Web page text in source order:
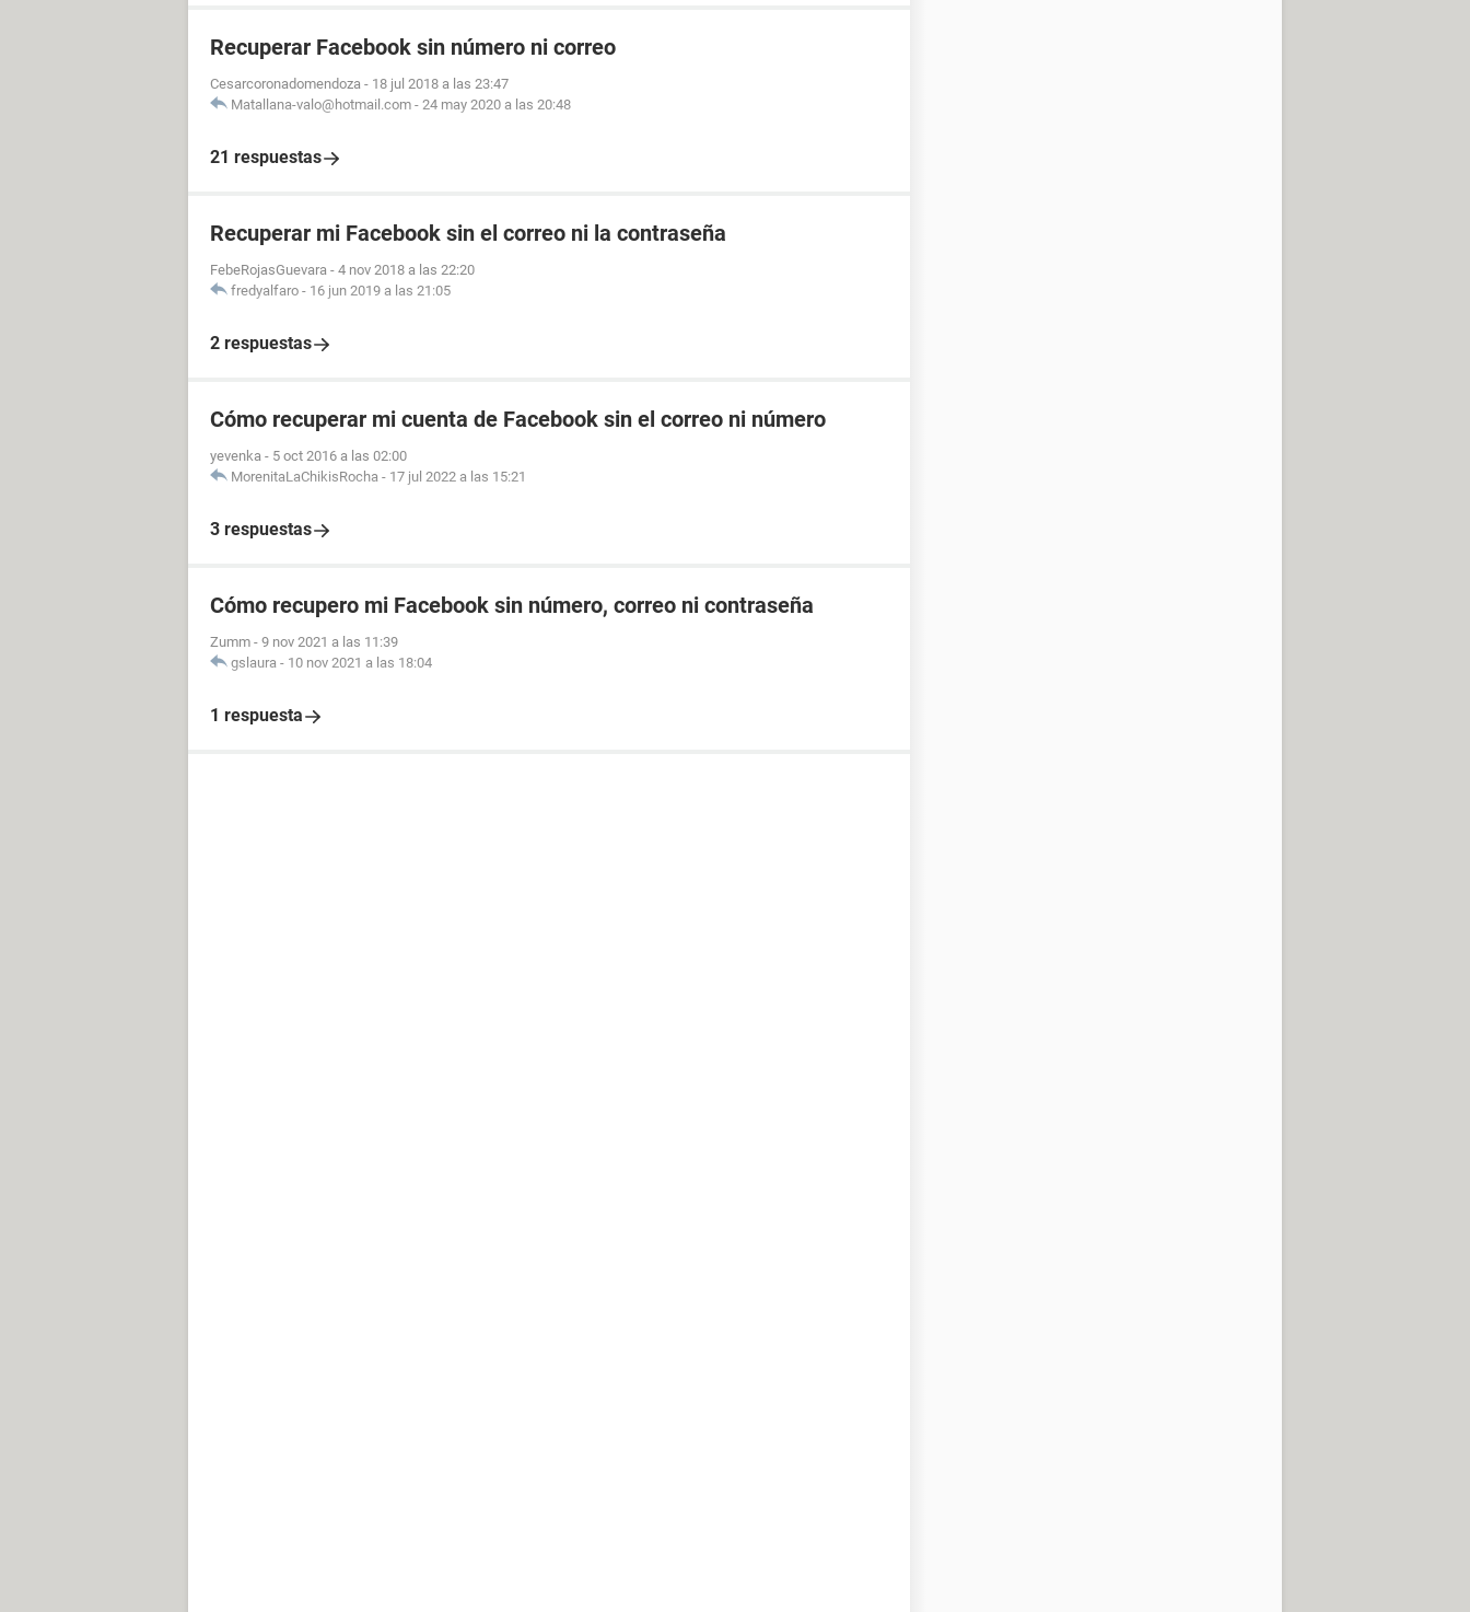
Recuperar Facebook sin número ni correo
Cesarcoronadomendoza - 18 jul 2018 a las 23:47
Matallana-valo@hotmail.com - 24 may 2020 a las 20:48
21 respuestas
Recuperar mi Facebook sin el correo ni la contraseña
FebeRojasGuevara - 4 nov 2018 a las 22:20
fredyalfaro - 16 jun 2019 a las 21:05
2 respuestas
Cómo recuperar mi cuenta de Facebook sin el correo ni número
yevenka - 5 oct 2016 a las 02:00
MorenitaLaChikisRocha - 17 jul 2022 a las 15:21
3 respuestas
Cómo recupero mi Facebook sin número, correo ni contraseña
Zumm - 9 nov 2021 a las 11:39
gslaura - 10 nov 2021 a las 18:04
1 respuesta